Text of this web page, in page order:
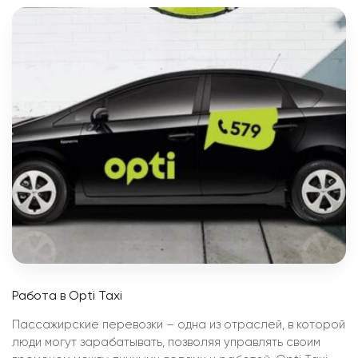
Работа в Opti Taxi
Пассажирские перевозки – одна из отраслей, в которой
люди могут зарабатывать, позволяя управлять своим